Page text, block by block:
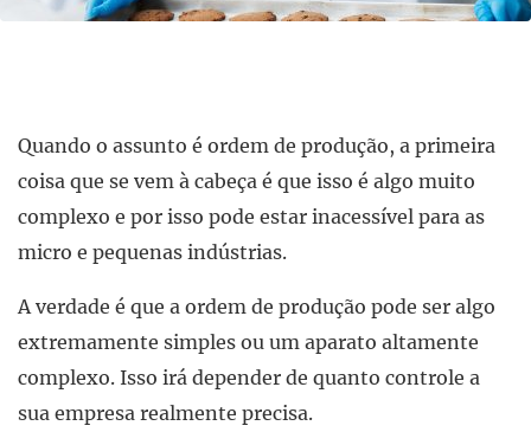
Quando o assunto é ordem de produção, a primeira
coisa que se vem à cabeça é que isso é algo muito
complexo e por isso pode estar inacessível para as
micro e pequenas indústrias.
A verdade é que a ordem de produção pode ser algo
extremamente simples ou um aparato altamente
complexo. Isso irá depender de quanto controle a
sua empresa realmente precisa.